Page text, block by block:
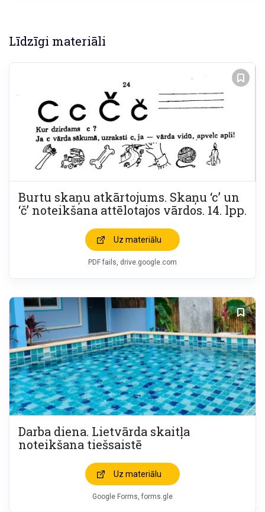
Līdzīgi materiāli
Burtu skaņu atkārtojums. Skaņu ‘c’ un
‘č’ noteikšana attēlotajos vārdos. 14. lpp.
Uz materiālu
PDF fails, drive.google.com
Darba diena. Lietvārda skaitļa
noteikšana tiešsaistē
Uz materiālu
Google Forms, forms.gle